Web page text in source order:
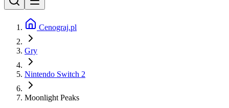
Cenograj.pl
Gry
Nintendo Switch 2
Moonlight Peaks